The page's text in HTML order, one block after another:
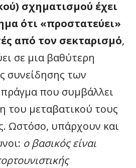
σχηματισμού έχει
ότι «προστατεύει»
από τον σεκταρισμό,
σε μια βαθύτερη
συνείδησης των
που συμβάλλει
του μεταβατικού τους
Ωστόσο, υπάρχουν και
ο βασικός είναι